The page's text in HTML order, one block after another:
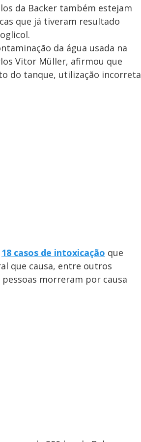
da Backer também estejam
que já tiveram resultado
da água usada na
Vitor Müller, afirmou que
do tanque, utilização incorreta
18 casos de intoxicação que
que causa, entre outros
morreram por causa